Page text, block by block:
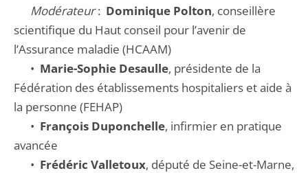
Modérateur: Dominique Polton, conseillère
scientifique du Haut conseil pour l’avenir de
l’Assurance maladie (HCAAM)
• Marie-Sophie Desaulle, présidente de la
Fédération des établissements hospitaliers et aide à
la personne (FEHAP)
• François Duponchelle, infirmier en pratique
avancée
• Frédéric Valletoux, député de Seine-et-Marne,